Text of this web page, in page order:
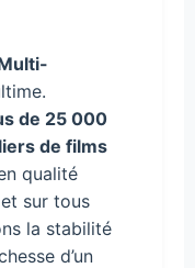
de 25 000
de films
qualité
sur tous
la stabilité
d’un